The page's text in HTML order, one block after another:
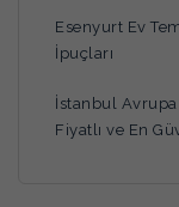
Esenyurt Ev
İpuçları
İstanbul Avrupa
Fiyatlı ve En